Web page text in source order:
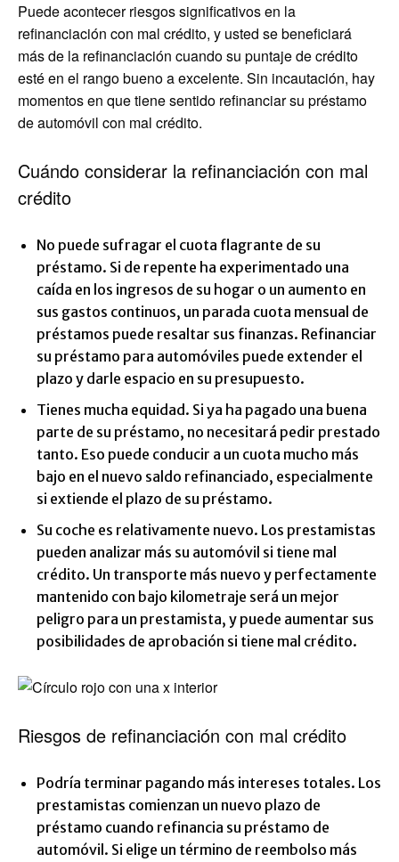
Puede acontecer riesgos significativos en la
refinanciación con mal crédito, y usted se beneficiará
más de la refinanciación cuando su puntaje de crédito
esté en el rango bueno a excelente. Sin incautación, hay
momentos en que tiene sentido refinanciar su préstamo
de automóvil con mal crédito.
Cuándo considerar la refinanciación con mal
crédito
No puede sufragar el cuota flagrante de su
préstamo. Si de repente ha experimentado una
caída en los ingresos de su hogar o un aumento en
sus gastos continuos, un parada cuota mensual de
préstamos puede resaltar sus finanzas. Refinanciar
su préstamo para automóviles puede extender el
plazo y darle espacio en su presupuesto.
Tienes mucha equidad. Si ya ha pagado una buena
parte de su préstamo, no necesitará pedir prestado
tanto. Eso puede conducir a un cuota mucho más
bajo en el nuevo saldo refinanciado, especialmente
si extiende el plazo de su préstamo.
Su coche es relativamente nuevo. Los prestamistas
pueden analizar más su automóvil si tiene mal
crédito. Un transporte más nuevo y perfectamente
mantenido con bajo kilometraje será un mejor
peligro para un prestamista, y puede aumentar sus
posibilidades de aprobación si tiene mal crédito.
Riesgos de refinanciación con mal crédito
Podría terminar pagando más intereses totales. Los
prestamistas comienzan un nuevo plazo de
préstamo cuando refinancia su préstamo de
automóvil. Si elige un término de reembolso más